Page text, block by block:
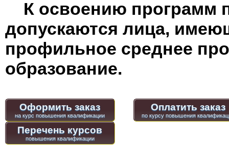
К освоению программ
допускаются лица,
профильное среднее
образование.
Оформить заказ Оплатить заказ
Перечень курсов
повышения квалификации